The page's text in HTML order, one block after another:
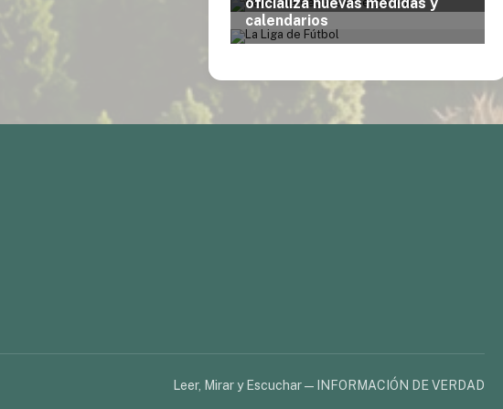
Leer, Mirar y Escuchar — INFORMACIÓN DE VERDAD